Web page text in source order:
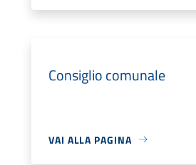
Consiglio comunale
VAI ALLA PAGINA